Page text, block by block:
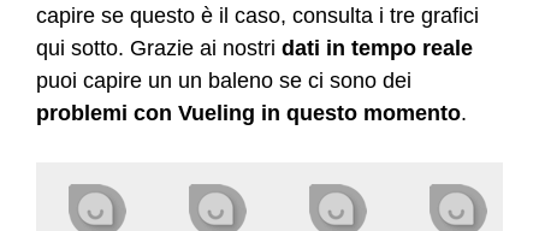
capire se questo è il caso, consulta i tre grafici
qui sotto. Grazie ai nostri dati in tempo reale
puoi capire un un baleno se ci sono dei
problemi con Vueling in questo momento.